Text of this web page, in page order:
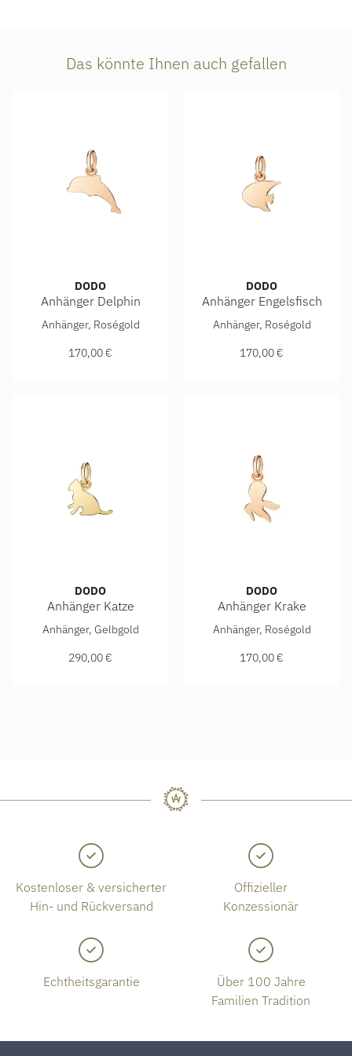
Das könnte Ihnen auch gefallen
DODO
Anhänger Delphin
DoDo Anhänger Delphin, Ref: DMB4009-DOLPS-0009R,
Anhänger, Roségold
170,00 €
DODO
Anhänger Engelsfisch
DoDo Anhänger
Anhänger, Roségold
170,00 €
DODO
Anhänger Katze
DoDo Anhänger Katze, Ref: DMA2006-CAT0S-000OG,
Anhänger, Gelbgold
290,00 €
DODO
Anhänger Krake
DoDo Anhänger Krake,
Anhänger, Roségold
170,00 €
Kostenloser & versicherter
Hin- und Rückversand
Offizieller
Konzessionär
Echtheitsgarantie
Über 100 Jahre
Familien Tradition